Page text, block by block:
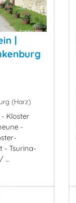
|
(Harz)
Kloster
-
- Tsurina-
...